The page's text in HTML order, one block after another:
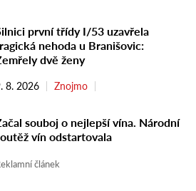
první třídy I/53 uzavřela
nehoda u Branišovic:
dvě ženy
8. 2026 Znojmo
souboj o nejlepší vína. Národní
vín odstartovala
článek